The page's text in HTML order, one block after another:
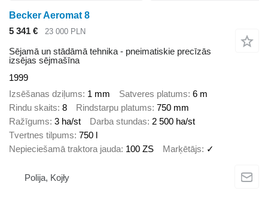
Becker Aeromat 8
5 341 €
23 000 PLN
Sējamā un stādāmā tehnika - pneimatiskie precīzās
izsējas sējmašīna
1999
Izsēšanas dziļums 1 mm Satveres platums 6 m
Rindu skaits 8 Rindstarpu platums 750 mm
Ražīgums 3 ha/st Darba stundas 2 500 ha/st
Tvertnes tilpums 750 l
Nepieciešamā traktora jauda 100 ZS Marķētājs ✓
Polija, Kojły